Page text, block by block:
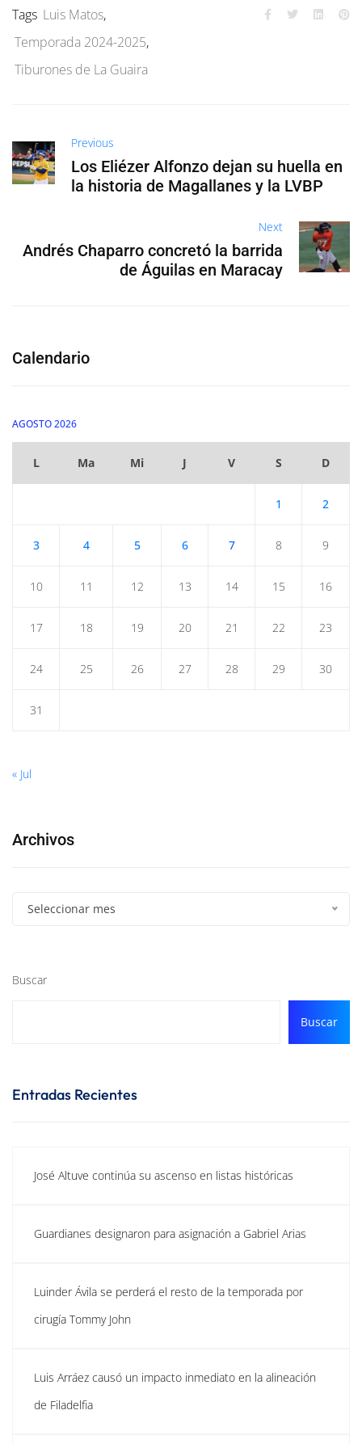
Tags Luis Matos,
Temporada 2024-2025,
Tiburones de La Guaira
Previous
Los Eliézer Alfonzo dejan su huella en
la historia de Magallanes y la LVBP
Next
Andrés Chaparro concretó la barrida
de Águilas en Maracay
Calendario
AGOSTO 2026
L Ma Mi J V S D
1 2
3 4 5 6 7 8 9
10 11 12 13 14 15 16
17 18 19 20 21 22 23
24 25 26 27 28 29 30
31
« Jul
Archivos
Seleccionar mes
Buscar
Buscar
Entradas Recientes
José Altuve continúa su ascenso en listas históricas
Guardianes designaron para asignación a Gabriel Arias
Luinder Ávila se perderá el resto de la temporada por
cirugía Tommy John
Luis Arráez causó un impacto inmediato en la alineación
de Filadelfia